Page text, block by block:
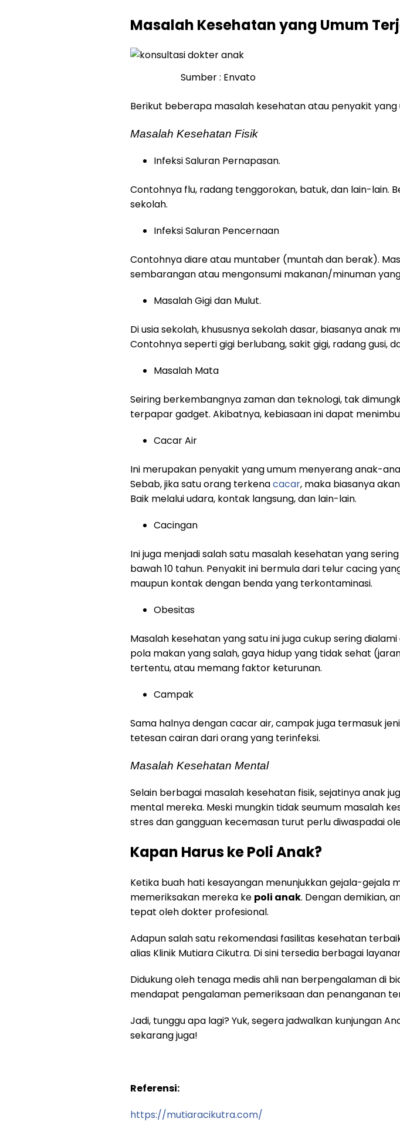
Masalah Kesehatan yang Umum
Sumber : Envato
Berikut beberapa masalah kesehatan atau penyakit yang
Masalah Kesehatan Fisik
Infeksi Saluran Pernapasan.
Contohnya flu, radang tenggorokan, batuk, dan lain-lain.
sekolah.
Infeksi Saluran Pencernaan
Contohnya diare atau muntaber (muntah dan berak).
sembarangan atau mengonsumi makanan/minuman
Masalah Gigi dan Mulut.
Di usia sekolah, khususnya sekolah dasar, biasanya
Contohnya seperti gigi berlubang, sakit gigi, radang gusi,
Masalah Mata
Seiring berkembangnya zaman dan teknologi, tak
terpapar gadget. Akibatnya, kebiasaan ini dapat
Cacar Air
Ini merupakan penyakit yang umum menyerang anak-
Sebab, jika satu orang terkenacacar, maka biasanya
Baik melalui udara, kontak langsung, dan lain-lain.
Cacingan
Ini juga menjadi salah satu masalah kesehatan yang
bawah 10 tahun. Penyakit ini bermula dari telur cacing
maupun kontak dengan benda yang terkontaminasi.
Obesitas
Masalah kesehatan yang satu ini juga cukup sering
pola makan yang salah, gaya hidup yang tidak sehat
tertentu, atau memang faktor keturunan.
Campak
Sama halnya dengan cacar air, campak juga termasuk
tetesan cairan dari orang yang terinfeksi.
Masalah Kesehatan Mental
Selain berbagai masalah kesehatan fisik, sejatinya anak
mental mereka. Meski mungkin tidak seumum masalah
stres dan gangguan kecemasan turut perlu diwaspadai
Kapan Harus ke Poli Anak?
Ketika buah hati kesayangan menunjukkan gejala-gejala
memeriksakan mereka ke poli anak. Dengan demikian,
tepat oleh dokter profesional.
Adapun salah satu rekomendasi fasilitas kesehatan
alias Klinik Mutiara Cikutra. Di sini tersedia berbagai
Didukung oleh tenaga medis ahli nan berpengalaman di
mendapat pengalaman pemeriksaan dan penanganan
Jadi, tunggu apa lagi? Yuk, segera jadwalkan kunjungan
sekarang juga!
Referensi:
https://mutiaracikutra.com/